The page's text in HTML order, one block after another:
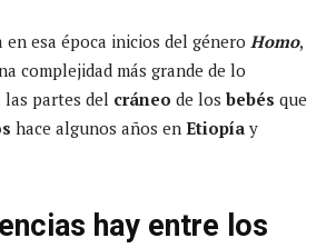
esa época inicios del género Homo,
complejidad más grande de lo
las partes del cráneo de los bebés que
hace algunos años en Etiopía y
hay entre los